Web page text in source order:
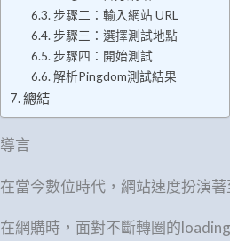
步驟二：輸入網站 URL
步驟三：選擇測試地點
步驟四：開始測試
解析Pingdom測試結果
總結
導言
在當今數位時代，網站速度扮演
在網購時，面對不斷轉圈的